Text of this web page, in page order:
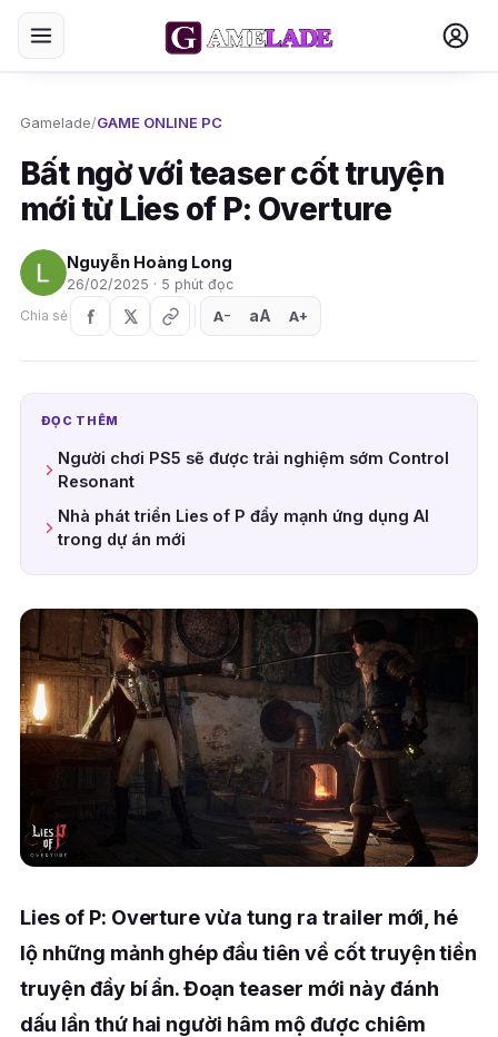
Gamelade/GAME ONLINE PC
Bất ngờ với teaser cốt truyện
mới từ Lies of P: Overture
Nguyễn Hoàng Long
26/02/2025 · 5 phút đọc
Chia sẻ
A− aA A+
ĐỌC THÊM
Người chơi PS5 sẽ được trải nghiệm sớm Control
Resonant
Nhà phát triển Lies of P đẩy mạnh ứng dụng AI
trong dự án mới
Lies of P: Overture vừa tung ra trailer mới, hé
lộ những mảnh ghép đầu tiên về cốt truyện tiền
truyện đầy bí ẩn. Đoạn teaser mới này đánh
dấu lần thứ hai người hâm mộ được chiêm